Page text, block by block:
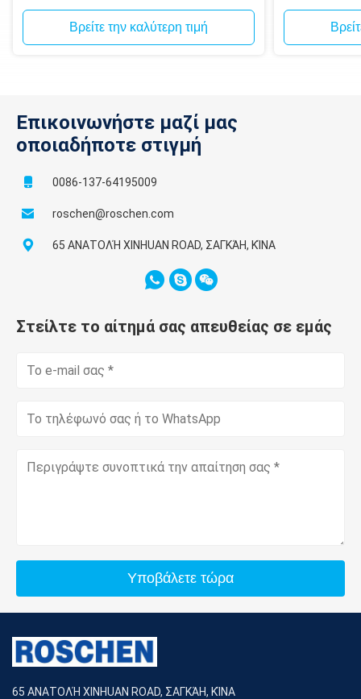
Βρείτε την καλύτερη τιμή
τοιχοποιία,
Επικοινωνήστε μαζί μας
οποιαδήποτε στιγμή
0086-137-64195009
roschen@roschen.com
65 ΑΝΑΤΟΛΉ XINHUAN ROAD, ΣΑΓΚΆΗ, ΚΊΝΑ
Στείλτε το αίτημά σας απευθείας σε εμάς
Υποβάλετε τώρα
65 ΑΝΑΤΟΛΉ XINHUAN ROAD, ΣΑΓΚΆΗ, ΚΊΝΑ